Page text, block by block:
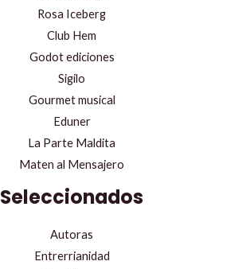
Rosa Iceberg
Club Hem
Godot ediciones
Sigilo
Gourmet musical
Eduner
La Parte Maldita
Maten al Mensajero
Seleccionados
Autoras
Entrerrianidad